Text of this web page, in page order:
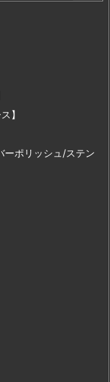
】
ポリッシュ/ステン